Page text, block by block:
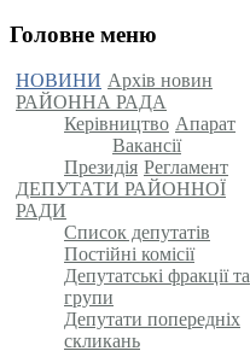
Головне меню
НОВИНИ Архів новин
РАЙОННА РАДА
Керівництво Апарат
Вакансії
Президія Регламент
ДЕПУТАТИ РАЙОННОЇ
РАДИ
Список депутатів
Постійні комісії
Депутатські фракції та
групи
Депутати попередніх
скликань